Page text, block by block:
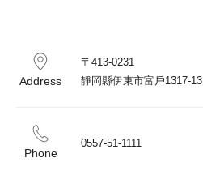
Address
〒413-0231
靜岡縣伊東市富戶1317-13
Phone
0557-51-1111